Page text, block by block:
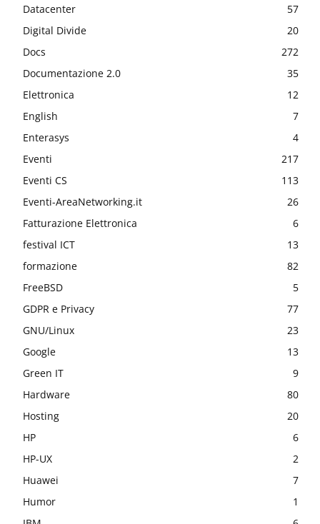
Datacenter
57
Digital Divide
20
Docs
272
Documentazione 2.0
35
Elettronica
12
English
7
Enterasys
4
Eventi
217
Eventi CS
113
Eventi-AreaNetworking.it
26
Fatturazione Elettronica
6
festival ICT
13
formazione
82
FreeBSD
5
GDPR e Privacy
77
GNU/Linux
23
Google
13
Green IT
9
Hardware
80
Hosting
20
HP
6
HP-UX
2
Huawei
7
Humor
1